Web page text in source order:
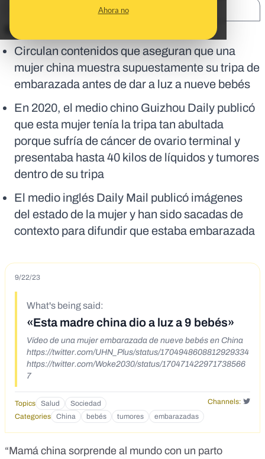
Ahora no
En corto:
Circulan contenidos que aseguran que una
mujer china muestra supuestamente su tripa de
embarazada antes de dar a luz a nueve bebés
En 2020, el medio chino Guizhou Daily publicó
que esta mujer tenía la tripa tan abultada
porque sufría de cáncer de ovario terminal y
presentaba hasta 40 kilos de líquidos y tumores
dentro de su tripa
El medio inglés Daily Mail publicó imágenes
del estado de la mujer y han sido sacadas de
contexto para difundir que estaba embarazada
9/22/23
What's being said:
«Esta madre china dio a luz a 9 bebés»
Vídeo de una mujer embarazada de nueve bebés en China
https://twitter.com/UHN_Plus/status/1704948608812929334
https://twitter.com/Woke2030/status/170471422971738566
7
Topics Salud Sociedad
Channels:
Categories
China bebés tumores embarazadas
“Mamá china sorprende al mundo con un parto